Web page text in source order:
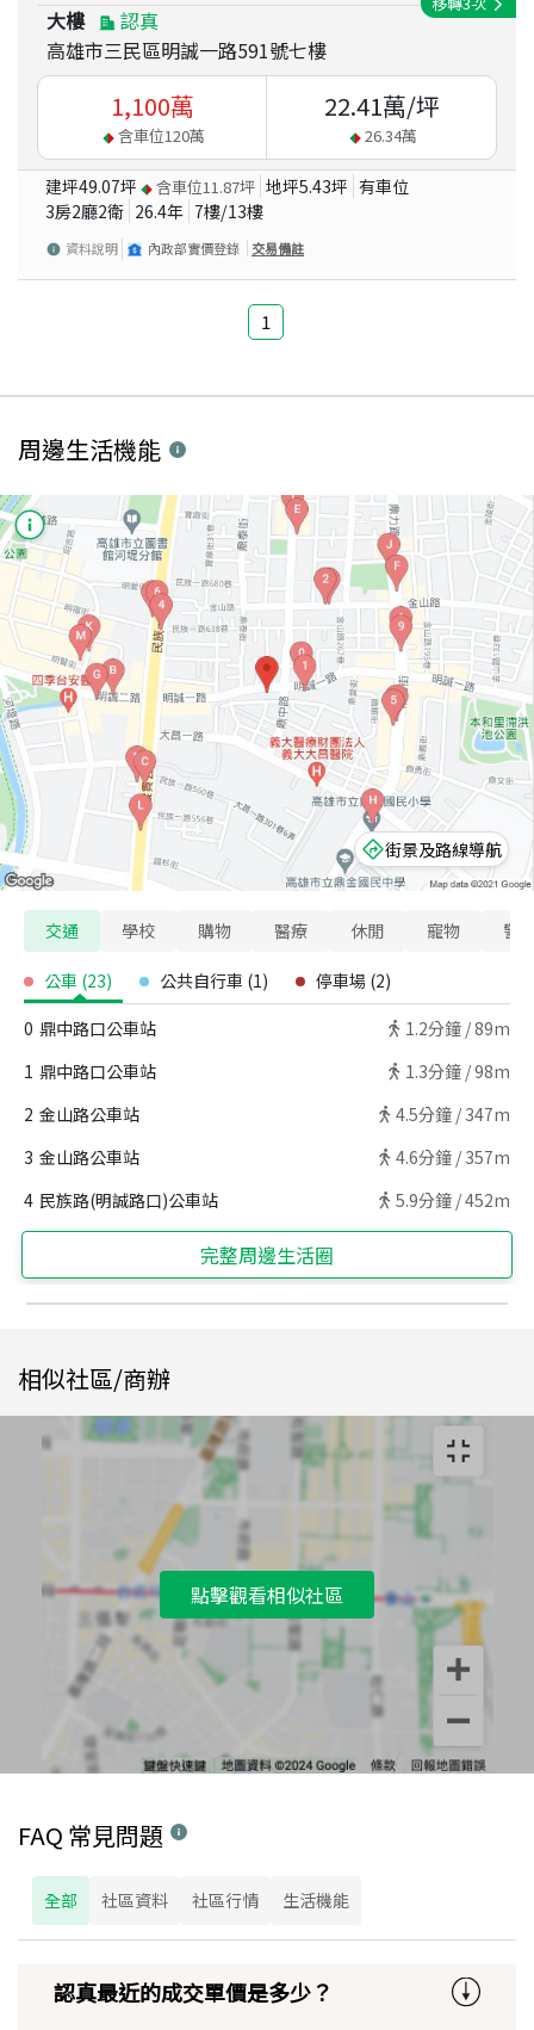
大樓
認真
高雄市三民區明誠一路591號七樓
1,100萬
含車位120萬
22.41萬/坪
26.34萬
建坪49.07坪 含車位11.87坪 地坪5.43坪 有車位
3房2廳2衛 26.4年 7樓/13樓
資料說明 內政部實價登錄 交易備註
1
周邊生活機能
街景及路線導航
交通 學校 購物 醫療 休閒 寵物 警
公車 (23) 公共自行車 (1) 停車場 (2)
0 鼎中路口公車站 1.2分鐘 /89m
1 鼎中路口公車站 1.3分鐘 /98m
2 金山路公車站 4.5分鐘 / 347m
3 金山路公車站 4.6分鐘 / 357m
4 民族路(明誠路口)公車站 5.9分鐘 /452m
完整周邊生活圈
相似社區/商辦
點擊觀看相似社區
FAQ 常見問題
全部 社區資料 社區行情 生活機能
認真最近的成交單價是多少？